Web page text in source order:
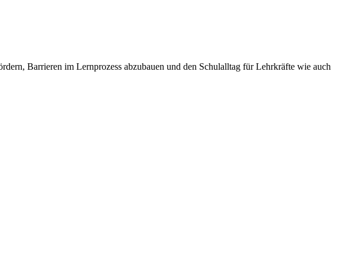
Barrieren im Lernprozess abzubauen und den Schulalltag für Lehrkräfte wie auch